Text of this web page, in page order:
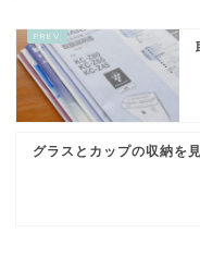
グラスとカップの収納を